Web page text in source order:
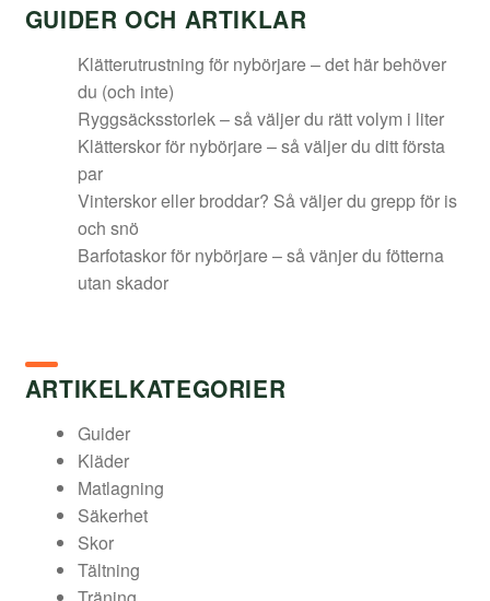
GUIDER OCH ARTIKLAR
Klätterutrustning för nybörjare – det här behöver
du (och inte)
Ryggsäcksstorlek – så väljer du rätt volym i liter
Klätterskor för nybörjare – så väljer du ditt första
par
Vinterskor eller broddar? Så väljer du grepp för is
och snö
Barfotaskor för nybörjare – så vänjer du fötterna
utan skador
ARTIKELKATEGORIER
Guider
Kläder
Matlagning
Säkerhet
Skor
Tältning